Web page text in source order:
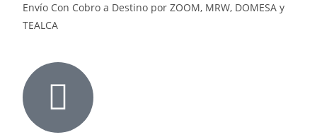
Envío Con Cobro a Destino por ZOOM, MRW, DOMESA y
TEALCA